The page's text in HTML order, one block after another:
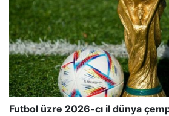
Futbol üzrə 2026-cı il dünya